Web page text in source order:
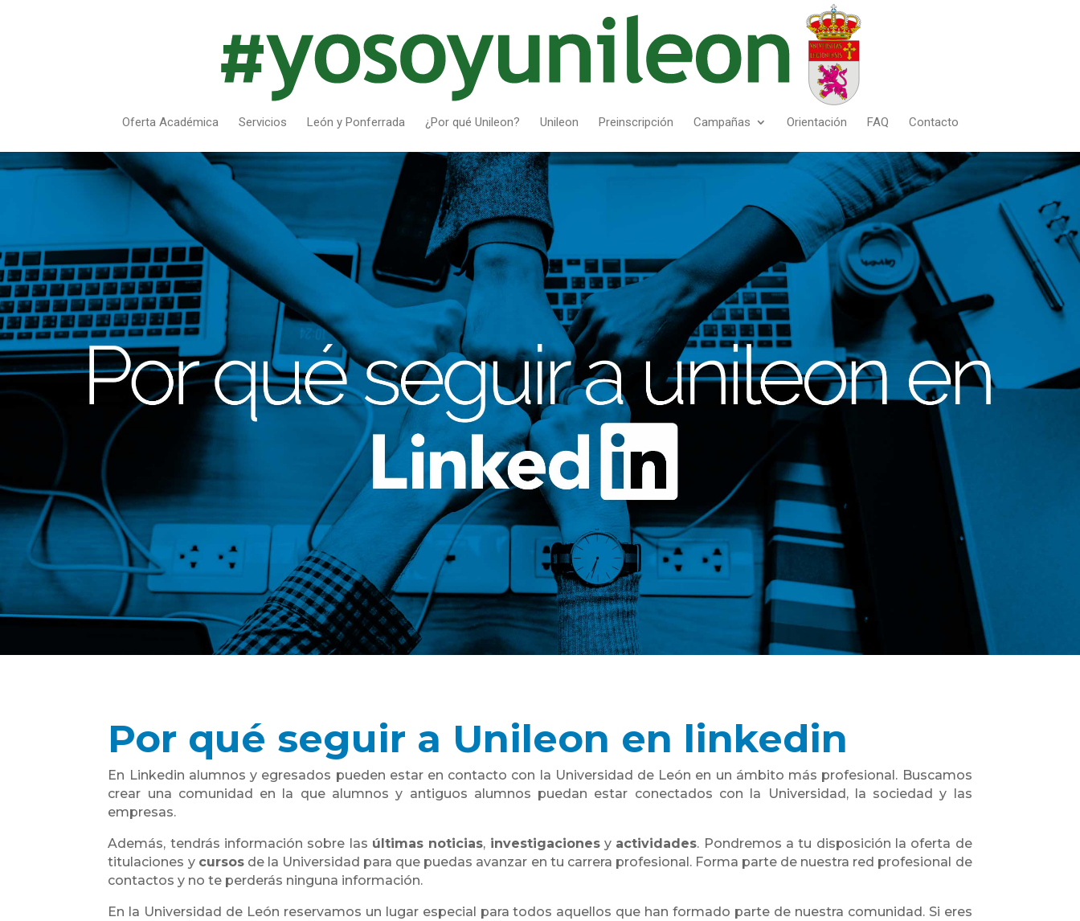
Oferta Académica Servicios León y Ponferrada ¿Por qué Unileon? Unileon Preinscripción Campañas Orientación FAQ Contacto
Por qué seguir a Unileon en linkedin
En Linkedin alumnos y egresados pueden estar en contacto con la Universidad de León en un ámbito más profesional. Buscamos
crear una comunidad en la que alumnos y antiguos alumnos puedan estar conectados con la Universidad, la sociedad y las
empresas.
Además, tendrás información sobre las últimas noticias, investigacionesy actividades. Pondremos a tu disposición la oferta de
titulaciones y cursosde la Universidad para que puedas avanzar en tu carrera profesional. Forma parte de nuestra red profesional de
contactos y no te perderás ninguna información.
En la Universidad de León reservamos un lugar especial para todos aquellos que han formado parte de nuestra comunidad. Si eres